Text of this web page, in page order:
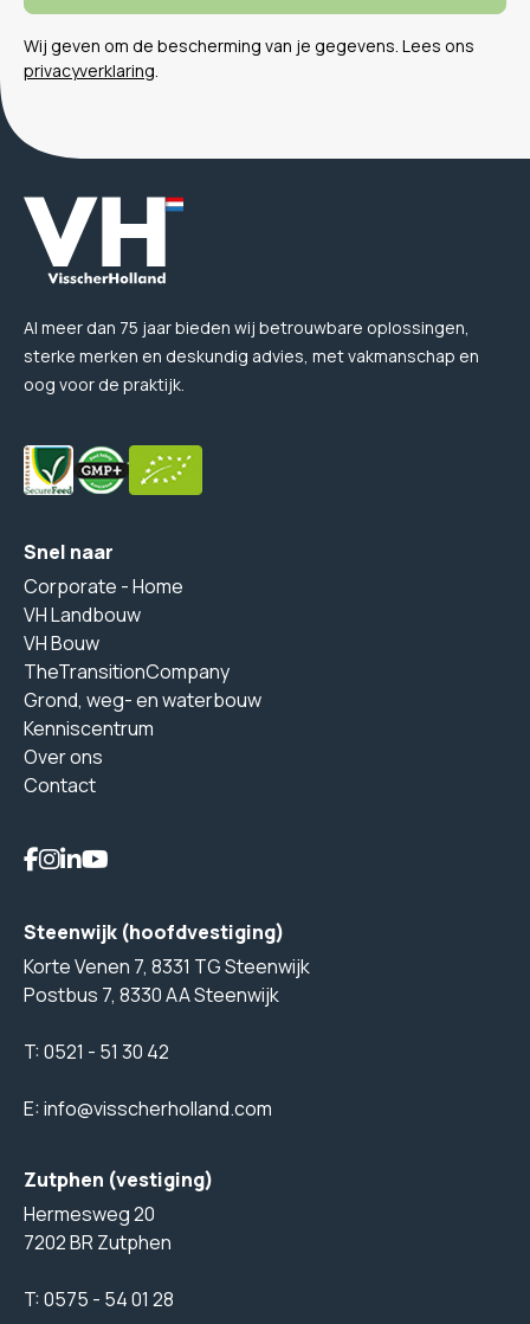
Wij geven om de bescherming van je gegevens. Lees ons
privacyverklaring.
Al meer dan 75 jaar bieden wij betrouwbare oplossingen,
sterke merken en deskundig advies, met vakmanschap en
oog voor de praktijk.
Snel naar
Corporate - Home
VH Landbouw
VH Bouw
TheTransitionCompany
Grond, weg- en waterbouw
Kenniscentrum
Over ons
Contact
Steenwijk (hoofdvestiging)
Korte Venen 7, 8331 TG Steenwijk
Postbus 7, 8330 AA Steenwijk
T:0521 - 51 30 42
E:info@visscherholland.com
Zutphen (vestiging)
Hermesweg 20
7202 BR Zutphen
T:0575 - 54 01 28